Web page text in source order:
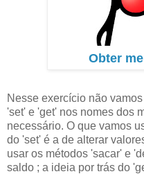
Obter
Nesse exercício não
'set' e 'get' nos nomes dos
necessário. O que vamos
do 'set' é a de alterar
usar os métodos 'sacar' e
saldo ; a ideia por trás do